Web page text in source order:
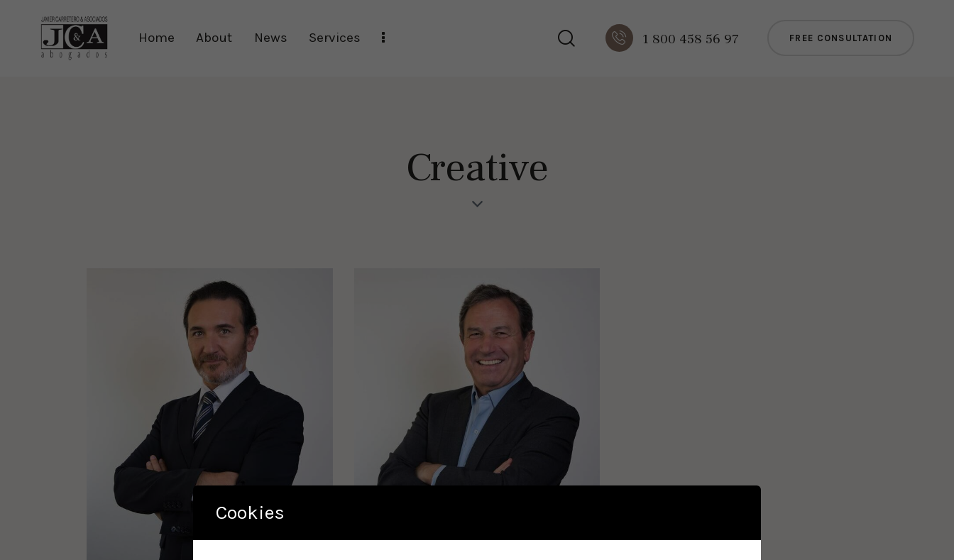
Home About News Services 1 800 458 56 97 FREE CONSULTATION
Creative
Cookies